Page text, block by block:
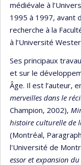
médiévale à
1995 à 1997, avant
recherche à la
à l’Université
Ses principaux
et sur le
Âge. Il est l’auteur,
merveilles dans le
Champion, 2002),
histoire culturelle de
(Montréal,
l'Université de
essor et expansion